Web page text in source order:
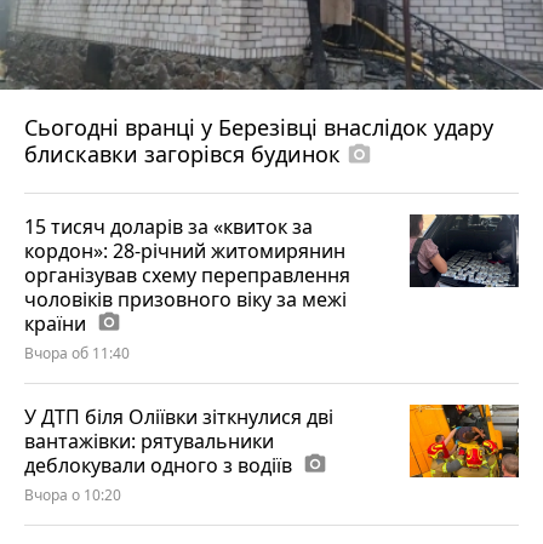
Сьогодні вранці у Березівці внаслідок удару
блискавки загорівся будинок photo_camera
15 тисяч доларів за «квиток за
кордон»: 28-річний житомирянин
організував схему переправлення
чоловіків призовного віку за межі
країни photo_camera
Вчора об 11:40
У ДТП біля Оліївки зіткнулися дві
вантажівки: рятувальники
деблокували одного з водіїв photo_camera
Вчора о 10:20